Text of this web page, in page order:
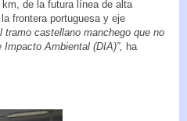
km, de la futura línea de alta
frontera portuguesa y eje
tramo castellano manchego que no
Ambiental (DIA)”, ha